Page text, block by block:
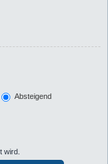
Absteigend
wird.